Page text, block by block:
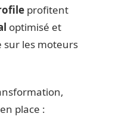
profitent
optimisé et
sur les moteurs
place :